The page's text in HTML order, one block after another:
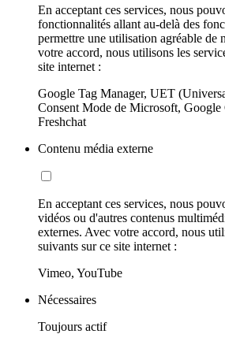
En acceptant ces services, nous
fonctionnalités allant au-delà des
permettre une utilisation agréable de
votre accord, nous utilisons les
site internet :
Google Tag Manager, UET
Consent Mode de Microsoft,
Freshchat
Contenu média externe
En acceptant ces services, nous
vidéos ou d'autres contenus
externes. Avec votre accord, nous
suivants sur ce site internet :
Vimeo, YouTube
Nécessaires
Toujours actif